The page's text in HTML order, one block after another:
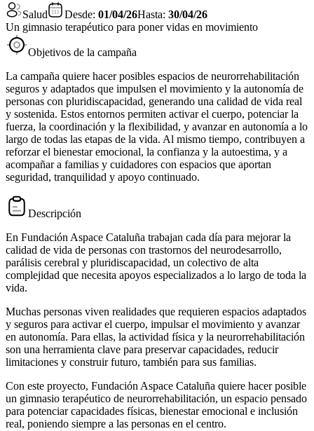
Salud Desde: 01/04/26Hasta: 30/04/26
Un gimnasio terapéutico para poner vidas en movimiento
Objetivos de la campaña
La campaña quiere hacer posibles espacios de neurorrehabilitación
seguros y adaptados que impulsen el movimiento y la autonomía de
personas con pluridiscapacidad, generando una calidad de vida real
y sostenida. Estos entornos permiten activar el cuerpo, potenciar la
fuerza, la coordinación y la flexibilidad, y avanzar en autonomía a lo
largo de todas las etapas de la vida. Al mismo tiempo, contribuyen a
reforzar el bienestar emocional, la confianza y la autoestima, y a
acompañar a familias y cuidadores con espacios que aportan
seguridad, tranquilidad y apoyo continuado.
Descripción
En Fundación Aspace Cataluña trabajan cada día para mejorar la
calidad de vida de personas con trastornos del neurodesarrollo,
parálisis cerebral y pluridiscapacidad, un colectivo de alta
complejidad que necesita apoyos especializados a lo largo de toda la
vida.
Muchas personas viven realidades que requieren espacios adaptados
y seguros para activar el cuerpo, impulsar el movimiento y avanzar
en autonomía. Para ellas, la actividad física y la neurorrehabilitación
son una herramienta clave para preservar capacidades, reducir
limitaciones y construir futuro, también para sus familias.
Con este proyecto, Fundación Aspace Cataluña quiere hacer posible
un gimnasio terapéutico de neurorrehabilitación, un espacio pensado
para potenciar capacidades físicas, bienestar emocional e inclusión
real, poniendo siempre a las personas en el centro.